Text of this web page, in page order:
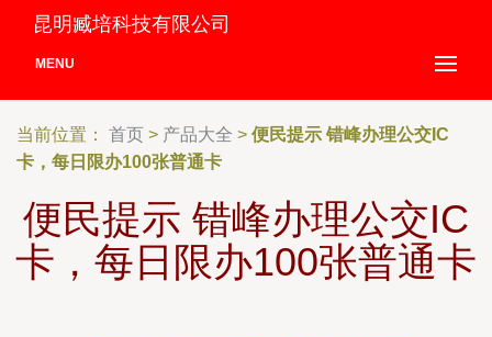
昆明臧培科技有限公司
MENU
当前位置： 首页 > 产品大全 > 便民提示 错峰办理公交IC
卡，每日限办100张普通卡
便民提示 错峰办理公交IC
卡，每日限办100张普通卡